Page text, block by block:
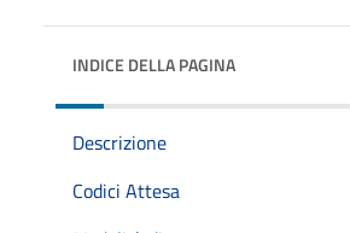
INDICE DELLA PAGINA
Descrizione
Codici Attesa